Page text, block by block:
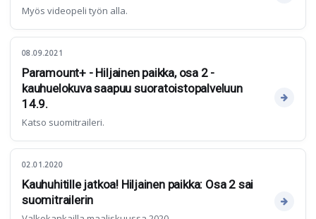
Myös videopeli työn alla.
08.09.2021
Paramount+ - Hiljainen paikka, osa 2 -
kauhuelokuva saapuu suoratoistopalveluun
14.9.
Katso suomitraileri.
02.01.2020
Kauhuhitille jatkoa! Hiljainen paikka: Osa 2 sai
suomitrailerin